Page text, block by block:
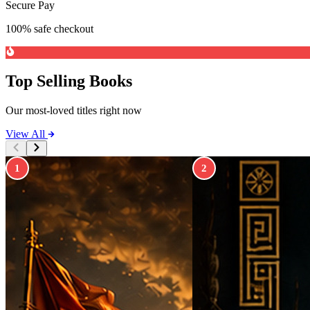
Secure Pay
100% safe checkout
Top Selling Books
Our most-loved titles right now
View All
1 2